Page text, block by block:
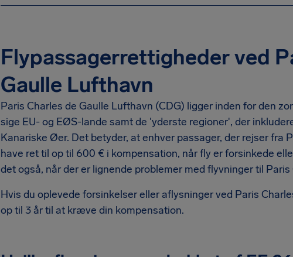
Flypassagerrettigheder ved
Gaulle Lufthavn
Paris Charles de Gaulle Lufthavn (CDG) ligger inden for den
sige EU- og EØS-lande samt de 'yderste regioner', der
Kanariske Øer. Det betyder, at enhver passager, der rejser fra
have ret til op til 600 € i kompensation, når fly er forsinkede
det også, når der er lignende problemer med flyvninger til
Hvis du oplevede forsinkelser eller aflysninger ved Paris
op til 3 år til at kræve din kompensation.